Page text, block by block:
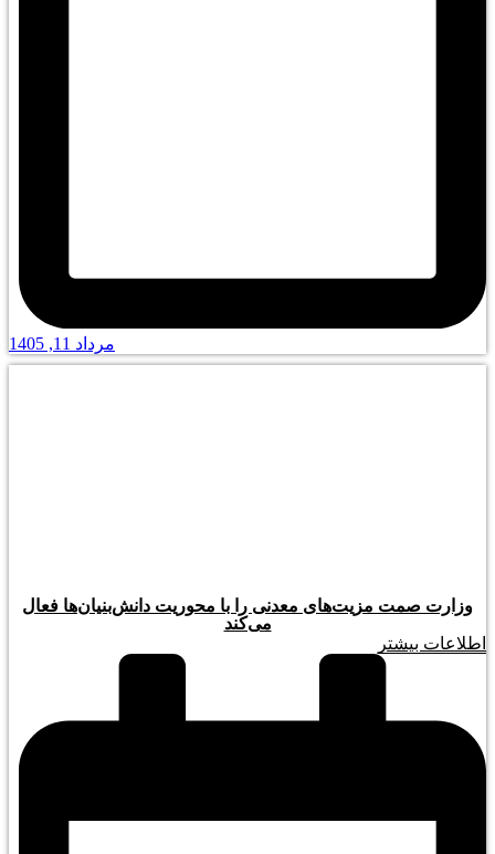
مرداد 11, 1405
وزارت صمت مزیت‌های معدنی را با محوریت دانش‌بنیان‌ها فعال
می‌کند
اطلاعات بیشتر